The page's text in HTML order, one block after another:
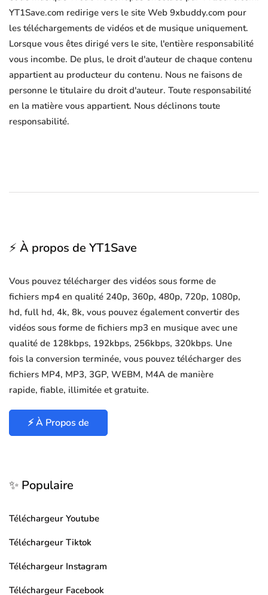
YT1Save.com redirige vers le site Web 9xbuddy.com pour
les téléchargements de vidéos et de musique uniquement.
Lorsque vous êtes dirigé vers le site, l'entière responsabilité
vous incombe. De plus, le droit d'auteur de chaque contenu
appartient au producteur du contenu. Nous ne faisons de
personne le titulaire du droit d'auteur. Toute responsabilité
en la matière vous appartient. Nous déclinons toute
responsabilité.
⚡ À propos de YT1Save
Vous pouvez télécharger des vidéos sous forme de
fichiers mp4 en qualité 240p, 360p, 480p, 720p, 1080p,
hd, full hd, 4k, 8k, vous pouvez également convertir des
vidéos sous forme de fichiers mp3 en musique avec une
qualité de 128kbps, 192kbps, 256kbps, 320kbps. Une
fois la conversion terminée, vous pouvez télécharger des
fichiers MP4, MP3, 3GP, WEBM, M4A de manière
rapide, fiable, illimitée et gratuite.
⚡ À Propos de
✨ Populaire
Téléchargeur Youtube
Téléchargeur Tiktok
Téléchargeur Instagram
Téléchargeur Facebook